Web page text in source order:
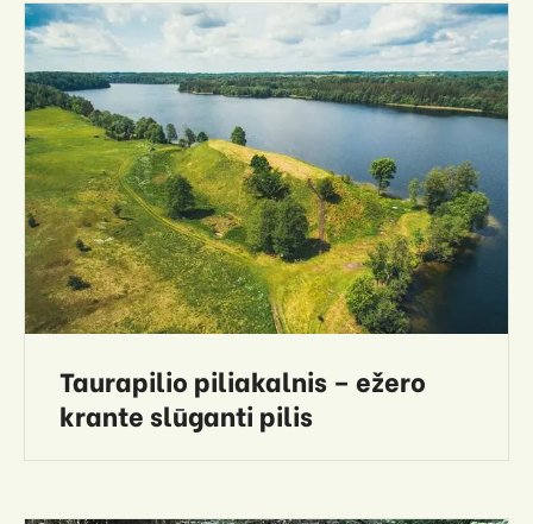
Taurapilio piliakalnis – ežero
krante slūganti pilis